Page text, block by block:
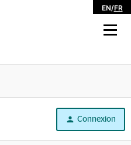
EN/FR
Connexion